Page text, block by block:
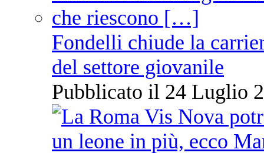
Fondelli chiude la
del settore giovanile
Pubblicato il 24 Luglio